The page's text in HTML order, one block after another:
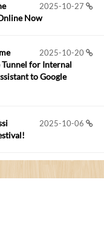
2026-05-15
2025-10-27
Now
2025-10-20
for Internal
to Google
2025-10-06
Pay More